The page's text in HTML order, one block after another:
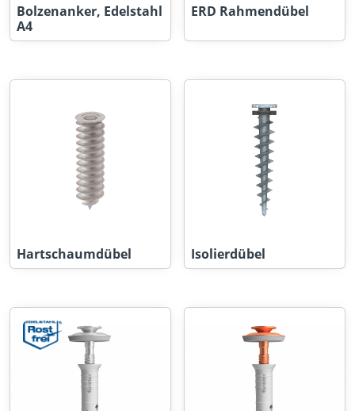
Bolzenanker, Edelstahl
A4
ERD Rahmendübel
Hartschaumdübel Isolierdübel